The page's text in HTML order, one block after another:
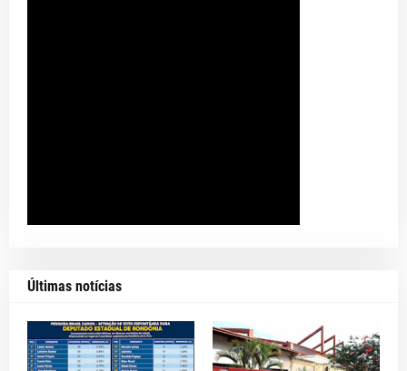
Últimas notícias